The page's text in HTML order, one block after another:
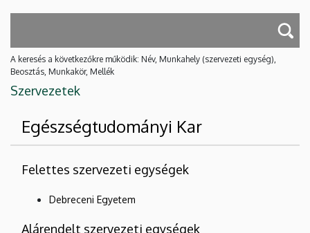
A keresés a következőkre működik: Név, Munkahely (szervezeti egység),
Beosztás, Munkakör, Mellék
Szervezetek
Egészségtudományi Kar
Felettes szervezeti egységek
Debreceni Egyetem
Alárendelt szervezeti egységek